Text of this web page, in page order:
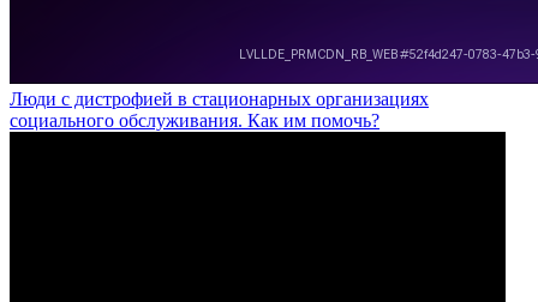
Люди с дистрофией в стационарных организациях
социального обслуживания. Как им помочь?